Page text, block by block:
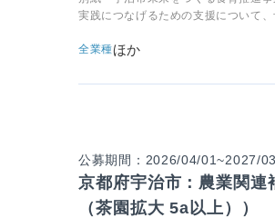
実践につなげるための支援について
全業種ほか
公募期間：2026/04/01~2027/
京都府宇治市：農業関連
（茶園拡大 5a以上））